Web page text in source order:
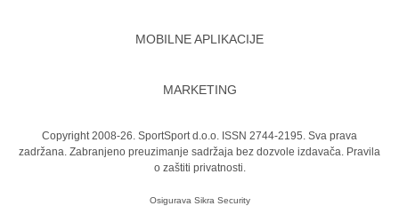
MOBILNE APLIKACIJE
MARKETING
Copyright 2008-26. SportSport d.o.o. ISSN 2744-2195. Sva prava
zadržana. Zabranjeno preuzimanje sadržaja bez dozvole izdavača. Pravila
o zaštiti privatnosti.
Osigurava Sikra Security